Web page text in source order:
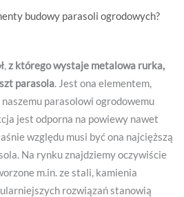
budowy parasoli ogrodowych?
,z którego wystaje metalowa rurka,
parasola. Jest ona elementem,
parasolowi ogrodowemu
jest odporna na powiewy nawet
względu musi być ona najcięższą
Na rynku znajdziemy oczywiście
m.in. ze stali, kamienia
rozwiązań stanowią